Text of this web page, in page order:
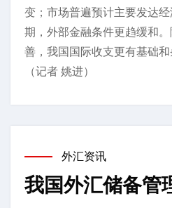
变；市场普遍预计主要发达
期，外部金融条件更趋缓和
善，我国国际收支更有基础和
（记者 姚进）
外汇资讯
我国外汇储备管